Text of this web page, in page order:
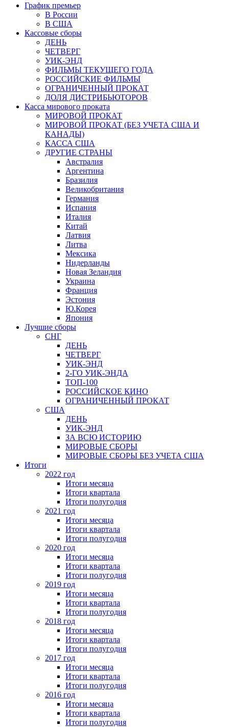
График премьер
В России
В США
Кассовые сборы
ДЕНЬ
ЧЕТВЕРГ
УИК-ЭНД
ФИЛЬМЫ ТЕКУЩЕГО ГОДА
РОССИЙСКИЕ ФИЛЬМЫ
ОГРАНИЧЕННЫЙ ПРОКАТ
ДОЛЯ ДИСТРИБЬЮТОРОВ
Касса мирового проката
МИРОВОЙ ПРОКАТ
МИРОВОЙ ПРОКАТ (БЕЗ УЧЕТА США И
КАНАДЫ)
КАССА США
ДРУГИЕ СТРАНЫ
Австралия
Аргентина
Бразилия
Великобритания
Германия
Испания
Италия
Китай
Латвия
Литва
Мексика
Нидерланды
Новая Зеландия
Украина
Франция
Эстония
Ю.Корея
Япония
Лучшие сборы
СНГ
ДЕНЬ
ЧЕТВЕРГ
УИК-ЭНД
2-ГО УИК-ЭНДА
ТОП-100
РОССИЙСКОЕ КИНО
ОГРАНИЧЕННЫЙ ПРОКАТ
США
ДЕНЬ
УИК-ЭНД
ЗА ВСЮ ИСТОРИЮ
МИРОВЫЕ СБОРЫ
МИРОВЫЕ СБОРЫ БЕЗ УЧЕТА США
Итоги
2022 год
Итоги месяца
Итоги квартала
Итоги полугодия
2021 год
Итоги месяца
Итоги квартала
Итоги полугодия
2020 год
Итоги месяца
Итоги квартала
Итоги полугодия
2019 год
Итоги месяца
Итоги квартала
Итоги полугодия
2018 год
Итоги месяца
Итоги квартала
Итоги полугодия
2017 год
Итоги месяца
Итоги квартала
Итоги полугодия
2016 год
Итоги месяца
Итоги квартала
Итоги полугодия